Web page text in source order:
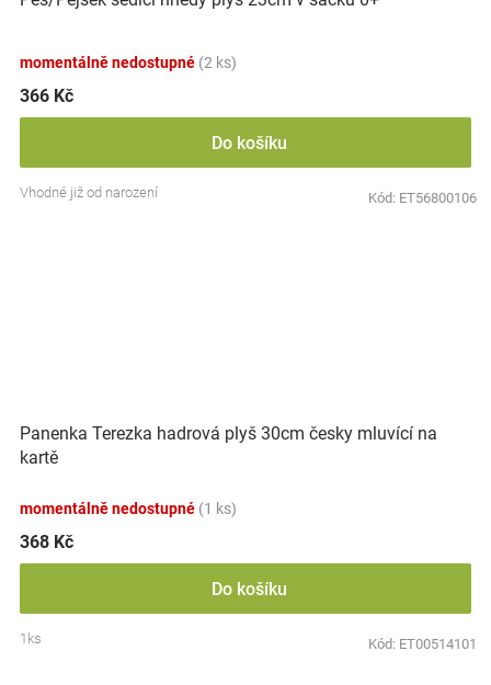
momentálně nedostupné (2 ks)
366 Kč
Do košíku
Vhodné již od narození Kód: ET56800106
Panenka Terezka hadrová plyš 30cm česky mluvící na
kartě
momentálně nedostupné (1 ks)
368 Kč
Do košíku
1ks Kód: ET00514101